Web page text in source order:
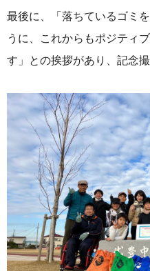
最後に、「落ちているゴミ
うに、これからもポジティ
す」との挨拶があり、記念撮